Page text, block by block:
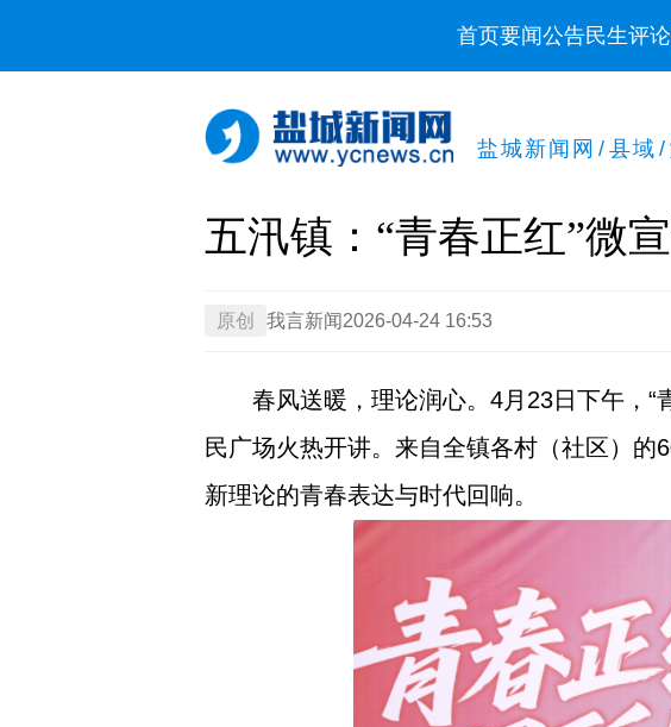
首页要闻公告民生评论
盐城新闻网 / 县域 /
五汛镇：“青春正红”微
原创 我言新闻 2026-04-24 16:53
春风送暖，理论润心。4月23日下午，“
民广场火热开讲。来自全镇各村（社区）的
新理论的青春表达与时代回响。